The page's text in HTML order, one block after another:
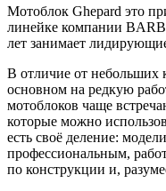
Мотоблок Ghepard это
линейке компании
лет занимает
В отличие от небольших
основном на редкую
мотоблоков чаще
которые можно
есть своё деление:
профессиональным,
по конструкции и,